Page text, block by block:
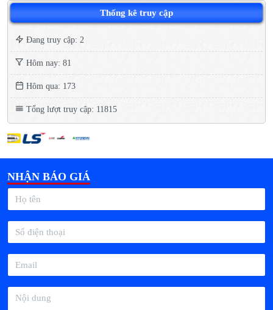
Thống kê truy cập
Đang truy cập: 2
Hôm nay: 81
Hôm qua: 173
Tổng lượt truy cập: 11815
NHẬN BÁO GIÁ